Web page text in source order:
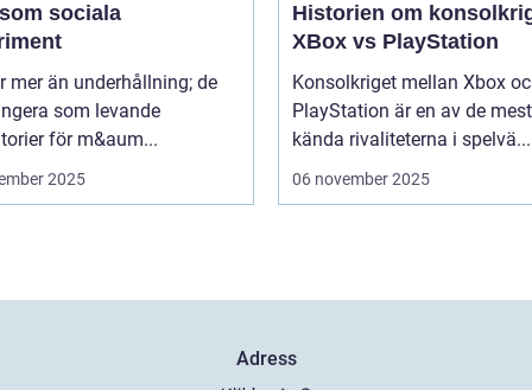
sociala
mer än underhållning; de
som levande
för m&aum...
2025
Historien om
XBox vs PlayStation
Konsolkriget mellan Xbox
PlayStation är en av de mest
kända rivaliteterna i spelvä...
06 november 2025
Adress